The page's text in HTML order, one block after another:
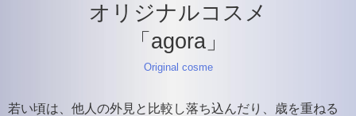
オリジナルコスメ
「agora」
Original cosme
若い頃は、他人の外見と比較し落ち込んだり、歳を重ねる